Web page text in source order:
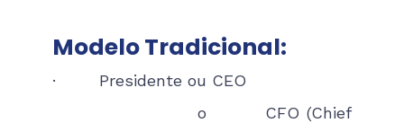
Modelo Tradicional:
· Presidente ou CEO
o CFO (Chief